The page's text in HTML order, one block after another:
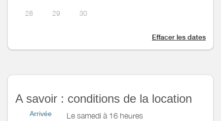
28 29 30
Effacer les dates
A savoir : conditions de la location
Arrivée Le samedi à 16 heures